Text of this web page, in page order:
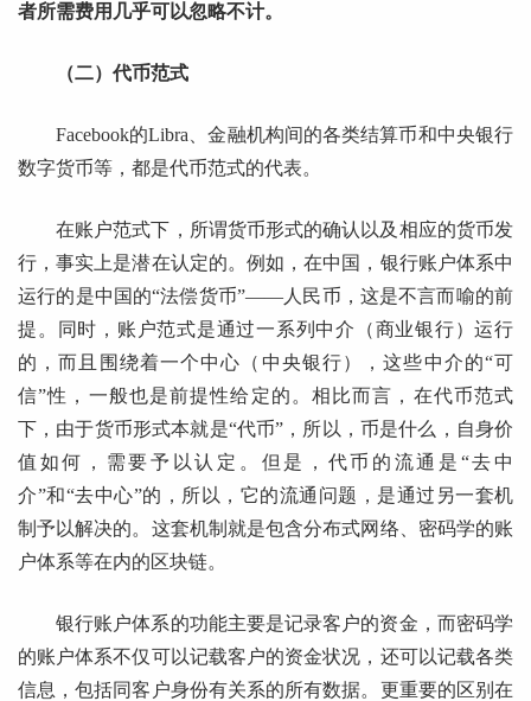
者所需费用几乎可以忽略不计。
（二）代币范式
Facebook的Libra、金融机构间的各类结算币和中央银行
数字货币等，都是代币范式的代表。
在账户范式下，所谓货币形式的确认以及相应的货币发
行，事实上是潜在认定的。例如，在中国，银行账户体系中
运行的是中国的“法偿货币”——人民币，这是不言而喻的前
提。同时，账户范式是通过一系列中介（商业银行）运行
的，而且围绕着一个中心（中央银行），这些中介的“可
信”性，一般也是前提性给定的。相比而言，在代币范式
下，由于货币形式本就是“代币”，所以，币是什么，自身价
值如何，需要予以认定。但是，代币的流通是“去中
介”和“去中心”的，所以，它的流通问题，是通过另一套机
制予以解决的。这套机制就是包含分布式网络、密码学的账
户体系等在内的区块链。
银行账户体系的功能主要是记录客户的资金，而密码学
的账户体系不仅可以记载客户的资金状况，还可以记载各类
信息，包括同客户身份有关系的所有数据。更重要的区别在